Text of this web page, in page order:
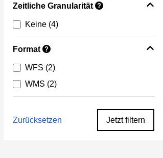
Zeitliche Granularität ?
Keine (4)
Format ?
WFS (2)
WMS (2)
Zurücksetzen Jetzt filtern